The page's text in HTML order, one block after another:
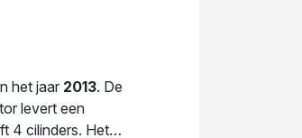
het jaar 2013. De
levert een
4 cilinders. Het